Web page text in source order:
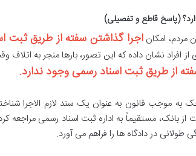
مردم، امکاناجرا گذاشتن سفته از طریق ثبت
نشان داده که این تصور، بارها منجر به اتلاف
از طریق ثبت اسناد رسمی وجود ندارد.
موجب قانون به عنوان یک سند لازم الاجرا
بانک، مستقیماً به اداره ثبت اسناد رسمی مراجعه
طولانی در دادگاه ها را فراهم می آورد.